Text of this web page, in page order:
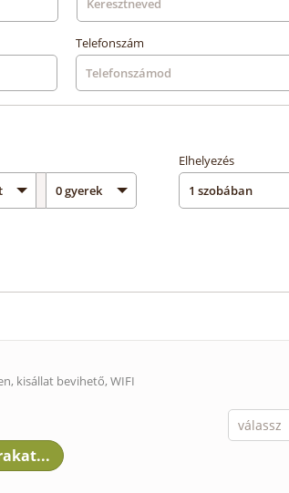
Telefonszám
Elhelyezés
kisállat bevihető, WIFI